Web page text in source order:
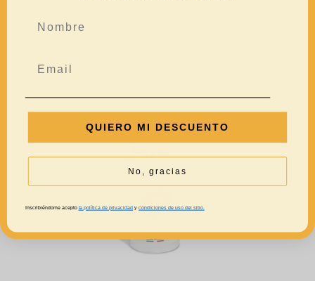
QUIERO MI DESCUENTO
No, gracias
Inscribiéndome acepto la política de privacidad ycondiciones de uso del sitio.